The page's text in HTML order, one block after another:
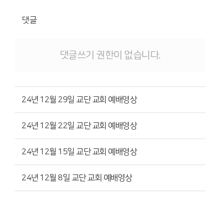
댓글
댓글쓰기 권한이 없습니다.
24년 12월 29일 교단 교회 예배영상
24년 12월 22일 교단 교회 예배영상
24년 12월 15일 교단 교회 예배영상
24년 12월 8일 교단 교회 예배영상